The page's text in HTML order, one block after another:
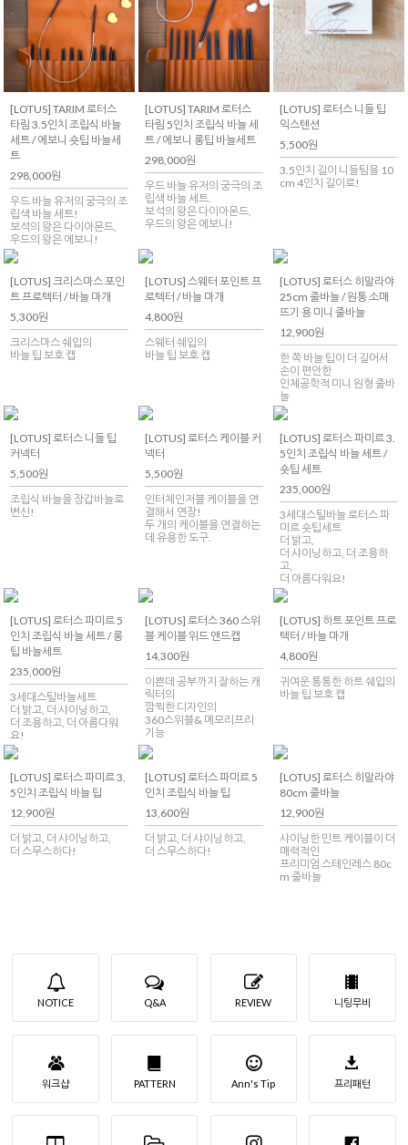
[LOTUS] TARIM 로터스
타림 3.5인치 조립식 바늘
세트 / 에보니 숏팁 바늘세
트
298,000원
우드 바늘 유저의 궁극의 조
립색 바늘 세트!
보석의 왕은 다이아몬드,
우드의 왕은 에보니!
[LOTUS] TARIM 로터스
타림 5인치 조립식 바늘 세
트 / 에보니 롱팁 바늘세트
298,000원
우드 바늘 유저의 궁극의 조
립색 바늘 세트.
보석의 왕은 다이아몬드,
우드의 왕은 에보니!
[LOTUS] 로터스 니들 팁
익스텐션
5,500원
3.5인치 길이 니들팀을 10
cm 4인치 길이로!
[LOTUS] 크리스마스 포인
트 프로텍터 / 바늘 마개
5,300원
크리스마스 쉐입의
바늘 팁 보호 캡
[LOTUS] 스웨터 포인트 프
로텍터 / 바늘 마개
4,800원
스웨터 쉐입의
바늘 팁 보호 캡
[LOTUS] 로터스 히말라야
25cm 줄바늘 / 원통 소매
뜨기 용 미니 줄바늘
12,900원
한 쪽 바늘 팁이 더 길어서
손이 편안한
인체공학적 미니 원형 줄바
늘
[LOTUS] 로터스 니들 팁
커넥터
5,500원
조립식 바늘을 장갑바늘로
변신!
[LOTUS] 로터스 케이블 커
넥터
5,500원
인터체인저블 케이블을 연
결해서 연장!
두 개의 케이블을 연결하는
데 유용한 도구.
[LOTUS] 로터스 파미르 3.
5인치 조립식 바늘 세트 /
숏팁 세트
235,000원
3세대스틸바늘 로터스 파
미르 숏팁세트
더 밝고,
더 샤이닝하고, 더 조용하
고,
더 아름다워요!
[LOTUS] 로터스 파미르 5
인치 조립식 바늘 세트 / 롱
팁 바늘세트
235,000원
3세대스틸바늘세트
더 밝고, 더 샤이닝하고,
더 조용하고, 더 아름다워
요!
[LOTUS] 로터스 360 스위
블 케이블 위드 앤드캡
14,300원
이쁜데 공부까지 잘하는 캐
릭터의
깜찍한 디자인의
360스위블& 메모리프리
기능
[LOTUS] 하트 포인트 프로
텍터 / 바늘 마개
4,800원
귀여운 통통한 하트 쉐입의
바늘 팁 보호 캡
[LOTUS] 로터스 파미르 3.
5인치 조립식 바늘 팁
12,900원
더 밝고, 더 샤이닝하고,
더 스무스하다!
[LOTUS] 로터스 파미르 5
인치 조립식 바늘 팁
13,600원
더 밝고, 더 샤이닝하고,
더 스무스하다!
[LOTUS] 로터스 히말라야
80cm 줄바늘
12,900원
샤이닝한 민트 케이블이 더
매력적인
프리미엄 스테인레스 80c
m 줄바늘
NOTICE Q&A REVIEW 니팅무비
워크샵 PATTERN Ann's Tip 프리패턴